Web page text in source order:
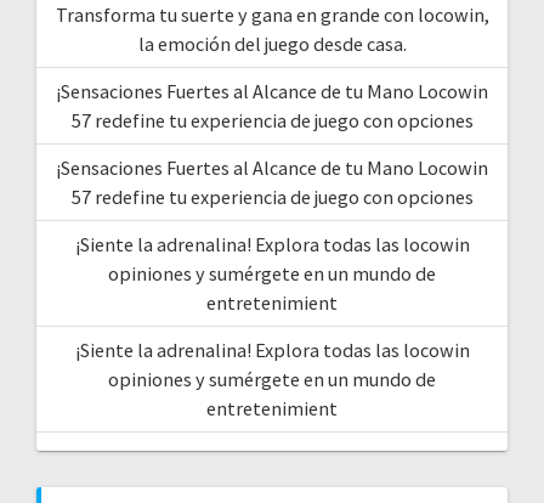
Transforma tu suerte y gana en grande con locowin,
la emoción del juego desde casa.
¡Sensaciones Fuertes al Alcance de tu Mano Locowin
57 redefine tu experiencia de juego con opciones
¡Sensaciones Fuertes al Alcance de tu Mano Locowin
57 redefine tu experiencia de juego con opciones
¡Siente la adrenalina! Explora todas las locowin
opiniones y sumérgete en un mundo de
entretenimient
¡Siente la adrenalina! Explora todas las locowin
opiniones y sumérgete en un mundo de
entretenimient